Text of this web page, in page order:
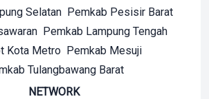
Selatan Pemkab Pesisir Barat
Pemkab Lampung Tengah
Kota Metro Pemkab Mesuji
Tulangbawang Barat
NETWORK